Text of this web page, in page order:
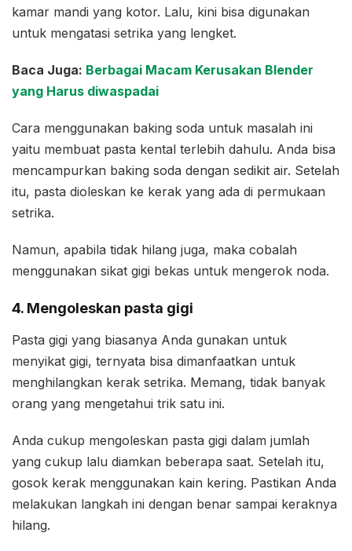
kamar mandi yang kotor. Lalu, kini bisa digunakan
untuk mengatasi setrika yang lengket.
Baca Juga: Berbagai Macam Kerusakan Blender
yang Harus diwaspadai
Cara menggunakan baking soda untuk masalah ini
yaitu membuat pasta kental terlebih dahulu. Anda bisa
mencampurkan baking soda dengan sedikit air. Setelah
itu, pasta dioleskan ke kerak yang ada di permukaan
setrika.
Namun, apabila tidak hilang juga, maka cobalah
menggunakan sikat gigi bekas untuk mengerok noda.
4. Mengoleskan pasta gigi
Pasta gigi yang biasanya Anda gunakan untuk
menyikat gigi, ternyata bisa dimanfaatkan untuk
menghilangkan kerak setrika. Memang, tidak banyak
orang yang mengetahui trik satu ini.
Anda cukup mengoleskan pasta gigi dalam jumlah
yang cukup lalu diamkan beberapa saat. Setelah itu,
gosok kerak menggunakan kain kering. Pastikan Anda
melakukan langkah ini dengan benar sampai keraknya
hilang.